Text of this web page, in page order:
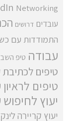
Networking
עובדים דרושים
התמודדות עם
עבודה טיפ
טיפים לכתיבת
טיפים
יעוץ
יעוץ קריירה